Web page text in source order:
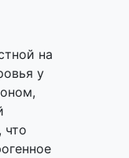
на
у
что